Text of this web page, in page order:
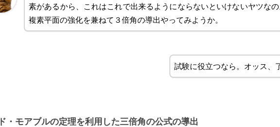
素があるから、これはこれで出来るようにならないといけないヤツな
複素平面の強化を兼ねて３倍角の導出やってみようか。
試験に役立つなら。オッス、
ド・モアブルの定理を利用した三倍角の公式の導出